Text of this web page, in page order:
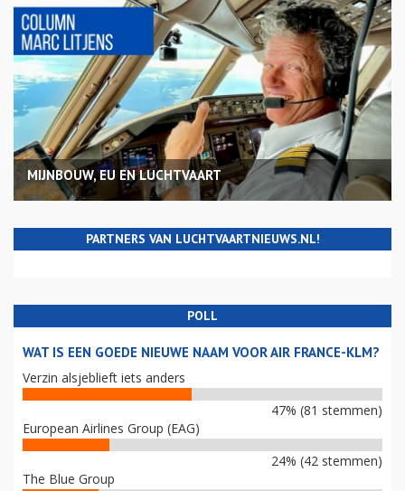
MIJNBOUW, EU EN LUCHTVAART
PARTNERS VAN LUCHTVAARTNIEUWS.NL!
POLL
WAT IS EEN GOEDE NIEUWE NAAM VOOR AIR FRANCE-KLM?
Verzin alsjeblieft iets anders
47% (81 stemmen)
European Airlines Group (EAG)
24% (42 stemmen)
The Blue Group